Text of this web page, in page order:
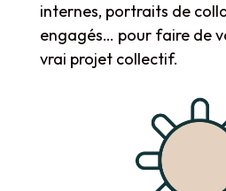
internes, portraits de
engagés… pour faire de
vrai projet collectif.